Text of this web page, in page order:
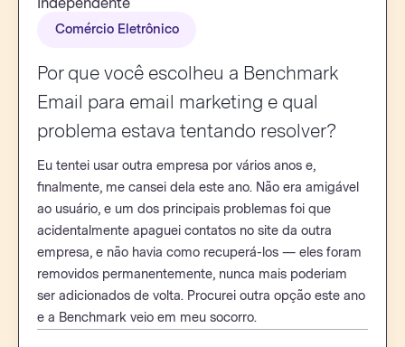
Comércio Eletrônico
Por que você escolheu a Benchmark
Email para email marketing e qual
problema estava tentando resolver?
Eu tentei usar outra empresa por vários anos e,
finalmente, me cansei dela este ano. Não era amigável
ao usuário, e um dos principais problemas foi que
acidentalmente apaguei contatos no site da outra
empresa, e não havia como recuperá-los — eles foram
removidos permanentemente, nunca mais poderiam
ser adicionados de volta. Procurei outra opção este ano
e a Benchmark veio em meu socorro.